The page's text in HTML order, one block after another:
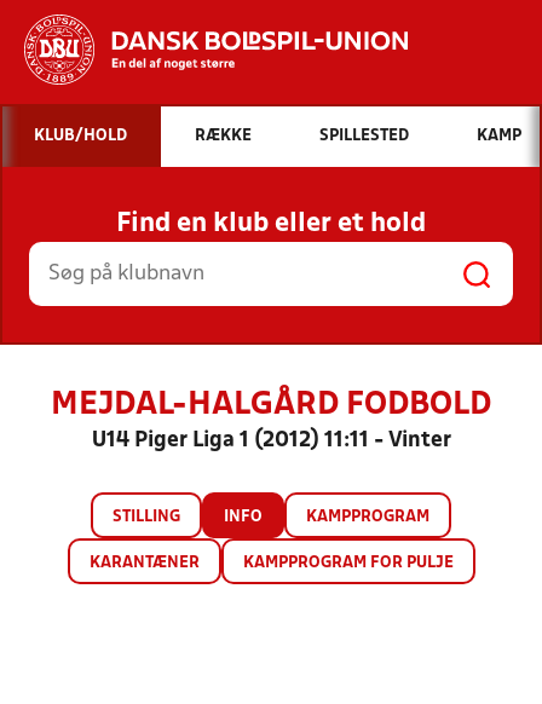
Hvad vil du søge efter?
INDHOLD OG NYHEDER
STILLINGER, RESULTATER, KLUBBER OG
HOLD
KLUB/HOLD RÆKKE SPILLESTED KAMP
Find en klub eller et hold
MEJDAL-HALGÅRD FODBOLD
U14 Piger Liga 1 (2012) 11:11 - Vinter
STILLING INFO KAMPPROGRAM
KARANTÆNER KAMPPROGRAM FOR PULJE